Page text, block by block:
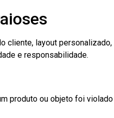
layout
e responsabilidade.
produto ou objeto foi